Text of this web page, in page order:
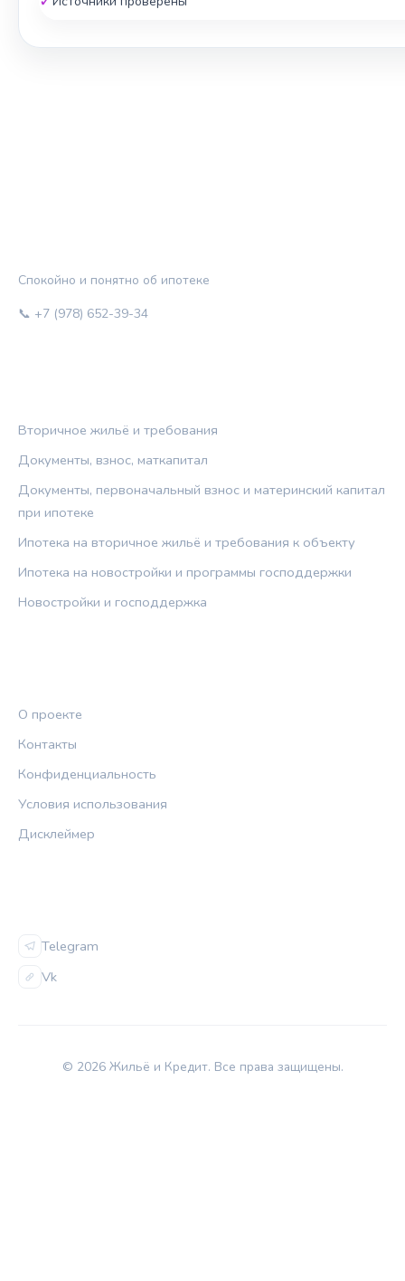
Спокойно и понятно об ипотеке
📞 +7 (978) 652-39-34
Вторичное жильё и требования
Документы, взнос, маткапитал
Документы, первоначальный взнос и материнский капитал
при ипотеке
Ипотека на вторичное жильё и требования к объекту
Ипотека на новостройки и программы господдержки
Новостройки и господдержка
О проекте
Контакты
Конфиденциальность
Условия использования
Дисклеймер
Telegram
Vk
© 2026 Жильё и Кредит. Все права защищены.